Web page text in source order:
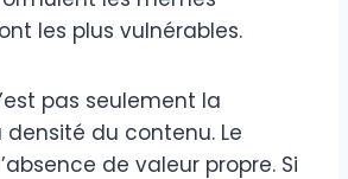
les plus vulnérables.
pas seulement la
du contenu. Le
de valeur propre. Si